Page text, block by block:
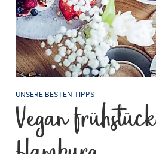
UNSERE BESTEN TIPPS
Vegan